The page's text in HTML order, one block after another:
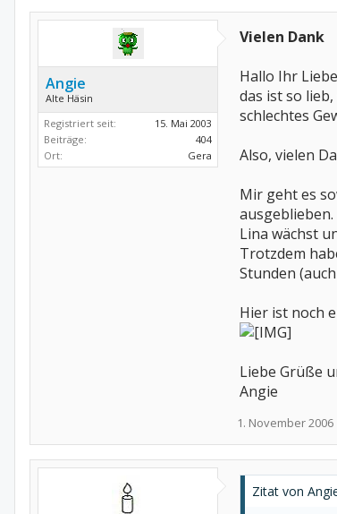
Angie
Alte Häsin
Registriert seit:
15. Mai 2003
Beiträge:
404
Ort:
Gera
Vielen Dank
Hallo Ihr
das ist so
schlechtes
Also, vielen
Mir geht es
ausgeblieben.
Lina wächst
Trotzdem
Stunden
Hier ist noch
Liebe Grüße
Angie
1. November 2006
Zitat von